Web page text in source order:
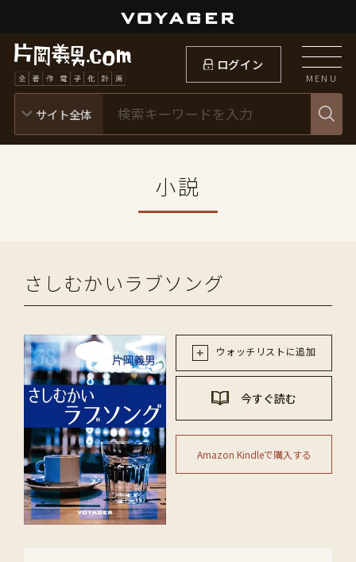
ログイン
MENU
小説
さしむかいラブソング
ウォッチリストに追加
今すぐ読む
Amazon Kindleで購入する